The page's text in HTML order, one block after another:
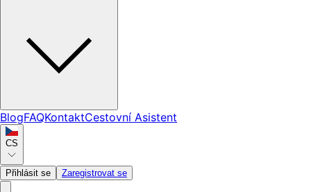
BlogFAQKontaktCestovní Asistent
CS
Přihlásit se Zaregistrovat se